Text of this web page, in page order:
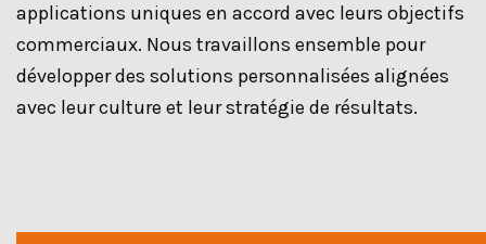
applications uniques en accord avec leurs objectifs
commerciaux. Nous travaillons ensemble pour
développer des solutions personnalisées alignées
avec leur culture et leur stratégie de résultats.